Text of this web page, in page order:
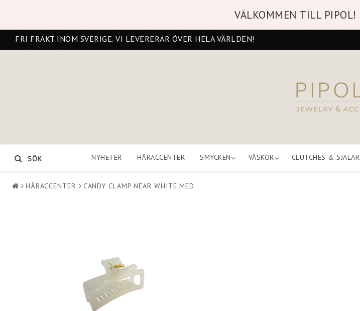
VÄLKOMMEN TILL PIPOL!
FRI FRAKT INOM SVERIGE. VI LEVERERAR ÖVER HELA VÄRLDEN!
NYHETER HÅRACCENTER SMYCKEN VÄSKOR CLUTCHES & SJALAR
SÖK
HÅRACCENTER CANDY CLAMP NEAR WHITE MED